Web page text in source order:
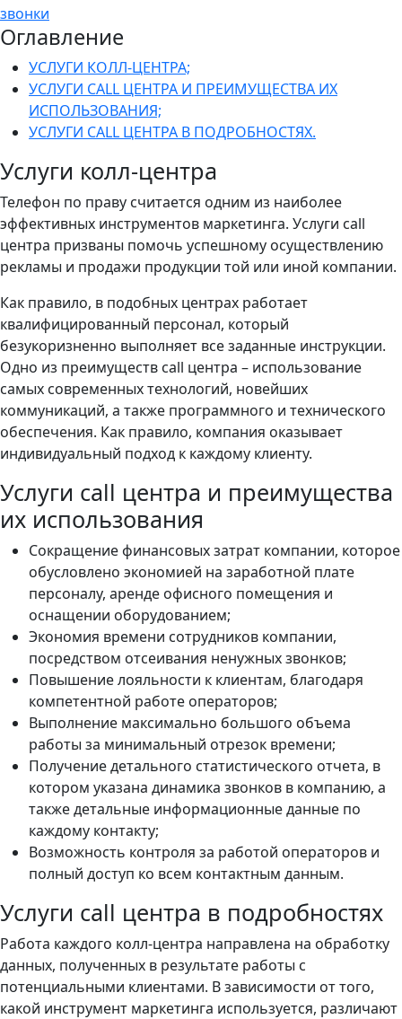
звонки
Оглавление
УСЛУГИ КОЛЛ-ЦЕНТРА;
УСЛУГИ CALL ЦЕНТРА И ПРЕИМУЩЕСТВА ИХ
ИСПОЛЬЗОВАНИЯ;
УСЛУГИ CALL ЦЕНТРА В ПОДРОБНОСТЯХ.
Услуги колл-центра
Телефон по праву считается одним из наиболее
эффективных инструментов маркетинга. Услуги call
центра призваны помочь успешному осуществлению
рекламы и продажи продукции той или иной компании.
Как правило, в подобных центрах работает
квалифицированный персонал, который
безукоризненно выполняет все заданные инструкции.
Одно из преимуществ call центра – использование
самых современных технологий, новейших
коммуникаций, а также программного и технического
обеспечения. Как правило, компания оказывает
индивидуальный подход к каждому клиенту.
Услуги call центра и преимущества
их использования
Сокращение финансовых затрат компании, которое
обусловлено экономией на заработной плате
персоналу, аренде офисного помещения и
оснащении оборудованием;
Экономия времени сотрудников компании,
посредством отсеивания ненужных звонков;
Повышение лояльности к клиентам, благодаря
компетентной работе операторов;
Выполнение максимально большого объема
работы за минимальный отрезок времени;
Получение детального статистического отчета, в
котором указана динамика звонков в компанию, а
также детальные информационные данные по
каждому контакту;
Возможность контроля за работой операторов и
полный доступ ко всем контактным данным.
Услуги call центра в подробностях
Работа каждого колл-центра направлена на обработку
данных, полученных в результате работы с
потенциальными клиентами. В зависимости от того,
какой инструмент маркетинга используется, различают